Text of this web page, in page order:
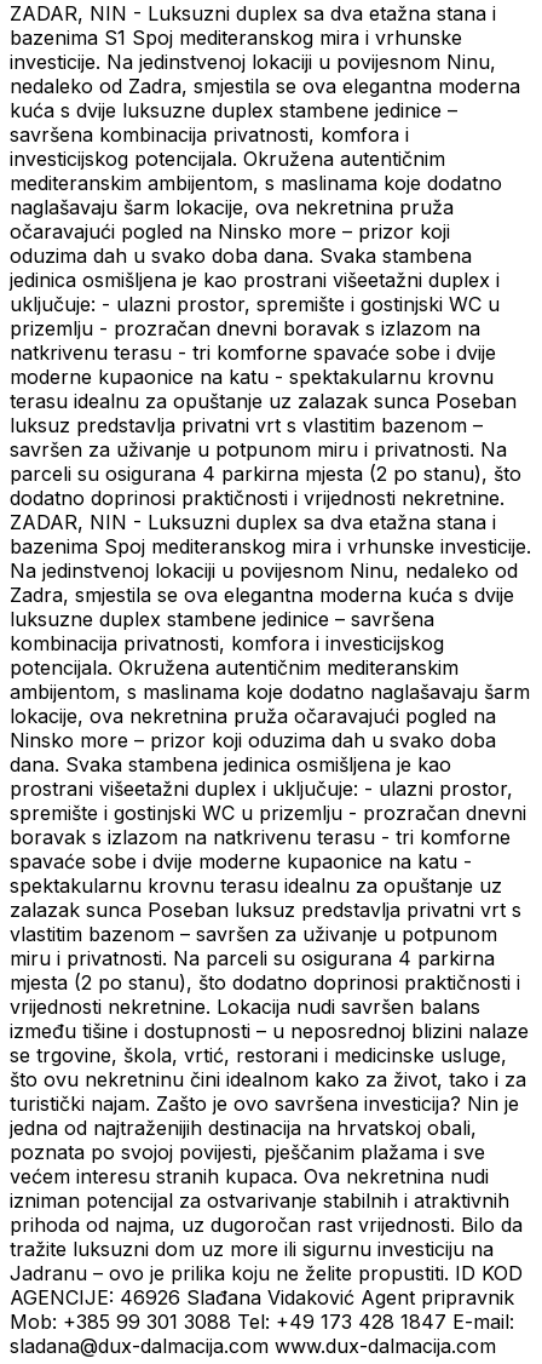
ZADAR, NIN - Luksuzni duplex sa dva etažna stana i
bazenima S1 Spoj mediteranskog mira i vrhunske
investicije. Na jedinstvenoj lokaciji u povijesnom Ninu,
nedaleko od Zadra, smjestila se ova elegantna moderna
kuća s dvije luksuzne duplex stambene jedinice –
savršena kombinacija privatnosti, komfora i
investicijskog potencijala. Okružena autentičnim
mediteranskim ambijentom, s maslinama koje dodatno
naglašavaju šarm lokacije, ova nekretnina pruža
očaravajući pogled na Ninsko more – prizor koji
oduzima dah u svako doba dana. Svaka stambena
jedinica osmišljena je kao prostrani višeetažni duplex i
uključuje: - ulazni prostor, spremište i gostinjski WC u
prizemlju - prozračan dnevni boravak s izlazom na
natkrivenu terasu - tri komforne spavaće sobe i dvije
moderne kupaonice na katu - spektakularnu krovnu
terasu idealnu za opuštanje uz zalazak sunca Poseban
luksuz predstavlja privatni vrt s vlastitim bazenom –
savršen za uživanje u potpunom miru i privatnosti. Na
parceli su osigurana 4 parkirna mjesta (2 po stanu), što
dodatno doprinosi praktičnosti i vrijednosti nekretnine.
ZADAR, NIN - Luksuzni duplex sa dva etažna stana i
bazenima Spoj mediteranskog mira i vrhunske investicije.
Na jedinstvenoj lokaciji u povijesnom Ninu, nedaleko od
Zadra, smjestila se ova elegantna moderna kuća s dvije
luksuzne duplex stambene jedinice – savršena
kombinacija privatnosti, komfora i investicijskog
potencijala. Okružena autentičnim mediteranskim
ambijentom, s maslinama koje dodatno naglašavaju šarm
lokacije, ova nekretnina pruža očaravajući pogled na
Ninsko more – prizor koji oduzima dah u svako doba
dana. Svaka stambena jedinica osmišljena je kao
prostrani višeetažni duplex i uključuje: - ulazni prostor,
spremište i gostinjski WC u prizemlju - prozračan dnevni
boravak s izlazom na natkrivenu terasu - tri komforne
spavaće sobe i dvije moderne kupaonice na katu -
spektakularnu krovnu terasu idealnu za opuštanje uz
zalazak sunca Poseban luksuz predstavlja privatni vrt s
vlastitim bazenom – savršen za uživanje u potpunom
miru i privatnosti. Na parceli su osigurana 4 parkirna
mjesta (2 po stanu), što dodatno doprinosi praktičnosti i
vrijednosti nekretnine. Lokacija nudi savršen balans
između tišine i dostupnosti – u neposrednoj blizini nalaze
se trgovine, škola, vrtić, restorani i medicinske usluge,
što ovu nekretninu čini idealnom kako za život, tako i za
turistički najam. Zašto je ovo savršena investicija? Nin je
jedna od najtraženijih destinacija na hrvatskoj obali,
poznata po svojoj povijesti, pješčanim plažama i sve
većem interesu stranih kupaca. Ova nekretnina nudi
izniman potencijal za ostvarivanje stabilnih i atraktivnih
prihoda od najma, uz dugoročan rast vrijednosti. Bilo da
tražite luksuzni dom uz more ili sigurnu investiciju na
Jadranu – ovo je prilika koju ne želite propustiti. ID KOD
AGENCIJE: 46926 Slađana Vidaković Agent pripravnik
Mob: +385 99 301 3088 Tel: +49 173 428 1847 E-mail:
sladana@dux-dalmacija.com www.dux-dalmacija.com